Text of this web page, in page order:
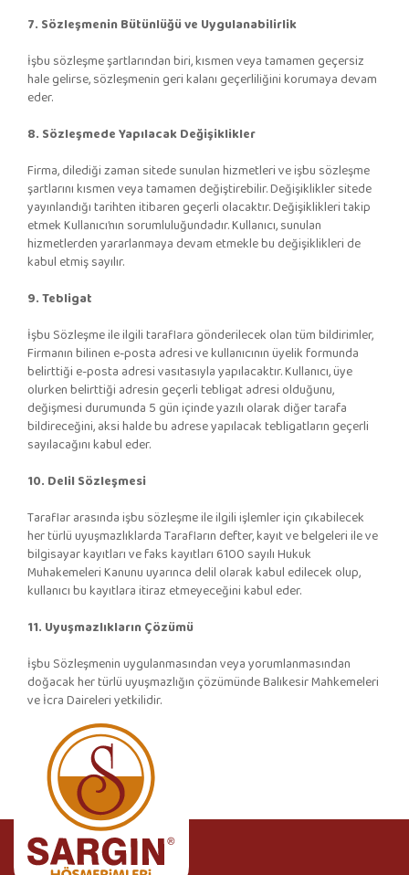
7. Sözleşmenin Bütünlüğü ve Uygulanabilirlik
İşbu sözleşme şartlarından biri, kısmen veya tamamen geçersiz
hale gelirse, sözleşmenin geri kalanı geçerliliğini korumaya devam
eder.
8. Sözleşmede Yapılacak Değişiklikler
Firma, dilediği zaman sitede sunulan hizmetleri ve işbu sözleşme
şartlarını kısmen veya tamamen değiştirebilir. Değişiklikler sitede
yayınlandığı tarihten itibaren geçerli olacaktır. Değişiklikleri takip
etmek Kullanıcı’nın sorumluluğundadır. Kullanıcı, sunulan
hizmetlerden yararlanmaya devam etmekle bu değişiklikleri de
kabul etmiş sayılır.
9. Tebligat
İşbu Sözleşme ile ilgili taraflara gönderilecek olan tüm bildirimler,
Firmanın bilinen e-posta adresi ve kullanıcının üyelik formunda
belirttiği e-posta adresi vasıtasıyla yapılacaktır. Kullanıcı, üye
olurken belirttiği adresin geçerli tebligat adresi olduğunu,
değişmesi durumunda 5 gün içinde yazılı olarak diğer tarafa
bildireceğini, aksi halde bu adrese yapılacak tebligatların geçerli
sayılacağını kabul eder.
10. Delil Sözleşmesi
Taraflar arasında işbu sözleşme ile ilgili işlemler için çıkabilecek
her türlü uyuşmazlıklarda Tarafların defter, kayıt ve belgeleri ile ve
bilgisayar kayıtları ve faks kayıtları 6100 sayılı Hukuk
Muhakemeleri Kanunu uyarınca delil olarak kabul edilecek olup,
kullanıcı bu kayıtlara itiraz etmeyeceğini kabul eder.
11. Uyuşmazlıkların Çözümü
İşbu Sözleşmenin uygulanmasından veya yorumlanmasından
doğacak her türlü uyuşmazlığın çözümünde Balıkesir Mahkemeleri
ve İcra Daireleri yetkilidir.